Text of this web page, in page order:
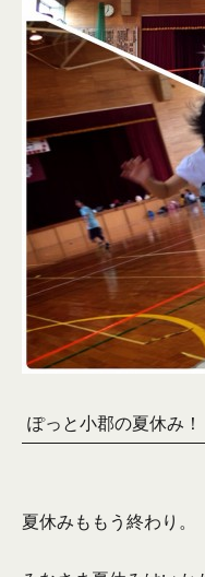
ぽっと小郡の夏休み！
夏休みももう終わり。